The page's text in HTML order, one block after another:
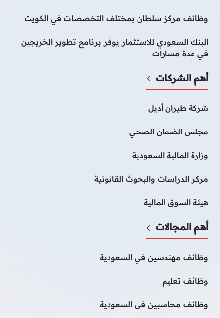
وظائف مركز سلطان بمختلف التخصصات في الكويت
البنك السعودي للاستثمار يوفر برنامج تطوير الخريجين
في عدة مسارات
أهم الشركات
شركة طيران أديل
مجلس الضمان الصحي
وزارة المالية السعودية
مركز الدراسات والبحوث القانونية
هيئة السوق المالية
أهم المجالات
وظائف مهندسين في السعودية
وظائف تعليم
وظائف محاسبين فى السعودية